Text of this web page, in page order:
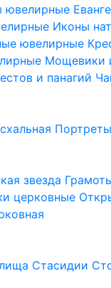
ювелирные
Иконы
ювелирные
Мощевики
и панагий
Портреты
звезда
церковные
Стасидии